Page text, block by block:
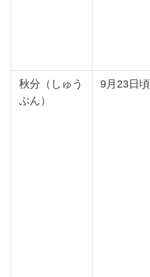
秋分（しゅう
ぶん）
9月23日頃